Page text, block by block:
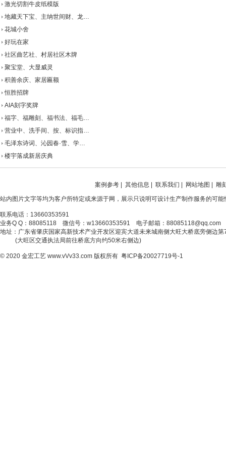
激光切割牛皮纸模版
地藏天下宝、主纳世间财、龙…
花城小舍
好玩在家
社区曲艺社、村居社区木牌
聚宝堂、大显威灵
积善余庆、家居匾额
恒胜招牌
AIA刻字奖牌
福字、福雕刻、福书法、福毛…
营业中、洗手间、按、标识指…
毛泽东诗词、沁园春·雪、学…
楼宇落成新居庆典
案例参考| 其他信息 联系我们 网站地图
雕
站内图片文字等均为客户所特定或来源于网，展示只说明可设计生产制作服务的可
联系电话：13660353591
业务Q Q：88085118 微信号：w13660353591 电子邮箱：88085118@qq.com
地址：广东省肇庆国家高新技术产业开发区迎宾大道未来城南侧大旺大桥底旁侧边第
(大旺区交通执法局前往桥底方向约50米右侧边)
© 2020 金宏工艺 www.vVv33.com 版权所有 粤ICP备20027719号-1